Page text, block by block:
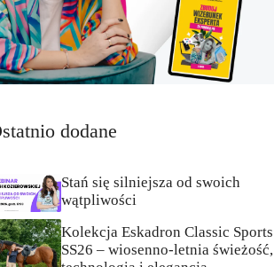
dodane
Stań się silniejsza od swoich
wątpliwości
Kolekcja Eskadron Classic Sports
SS26 – wiosenno-letnia świeżość,